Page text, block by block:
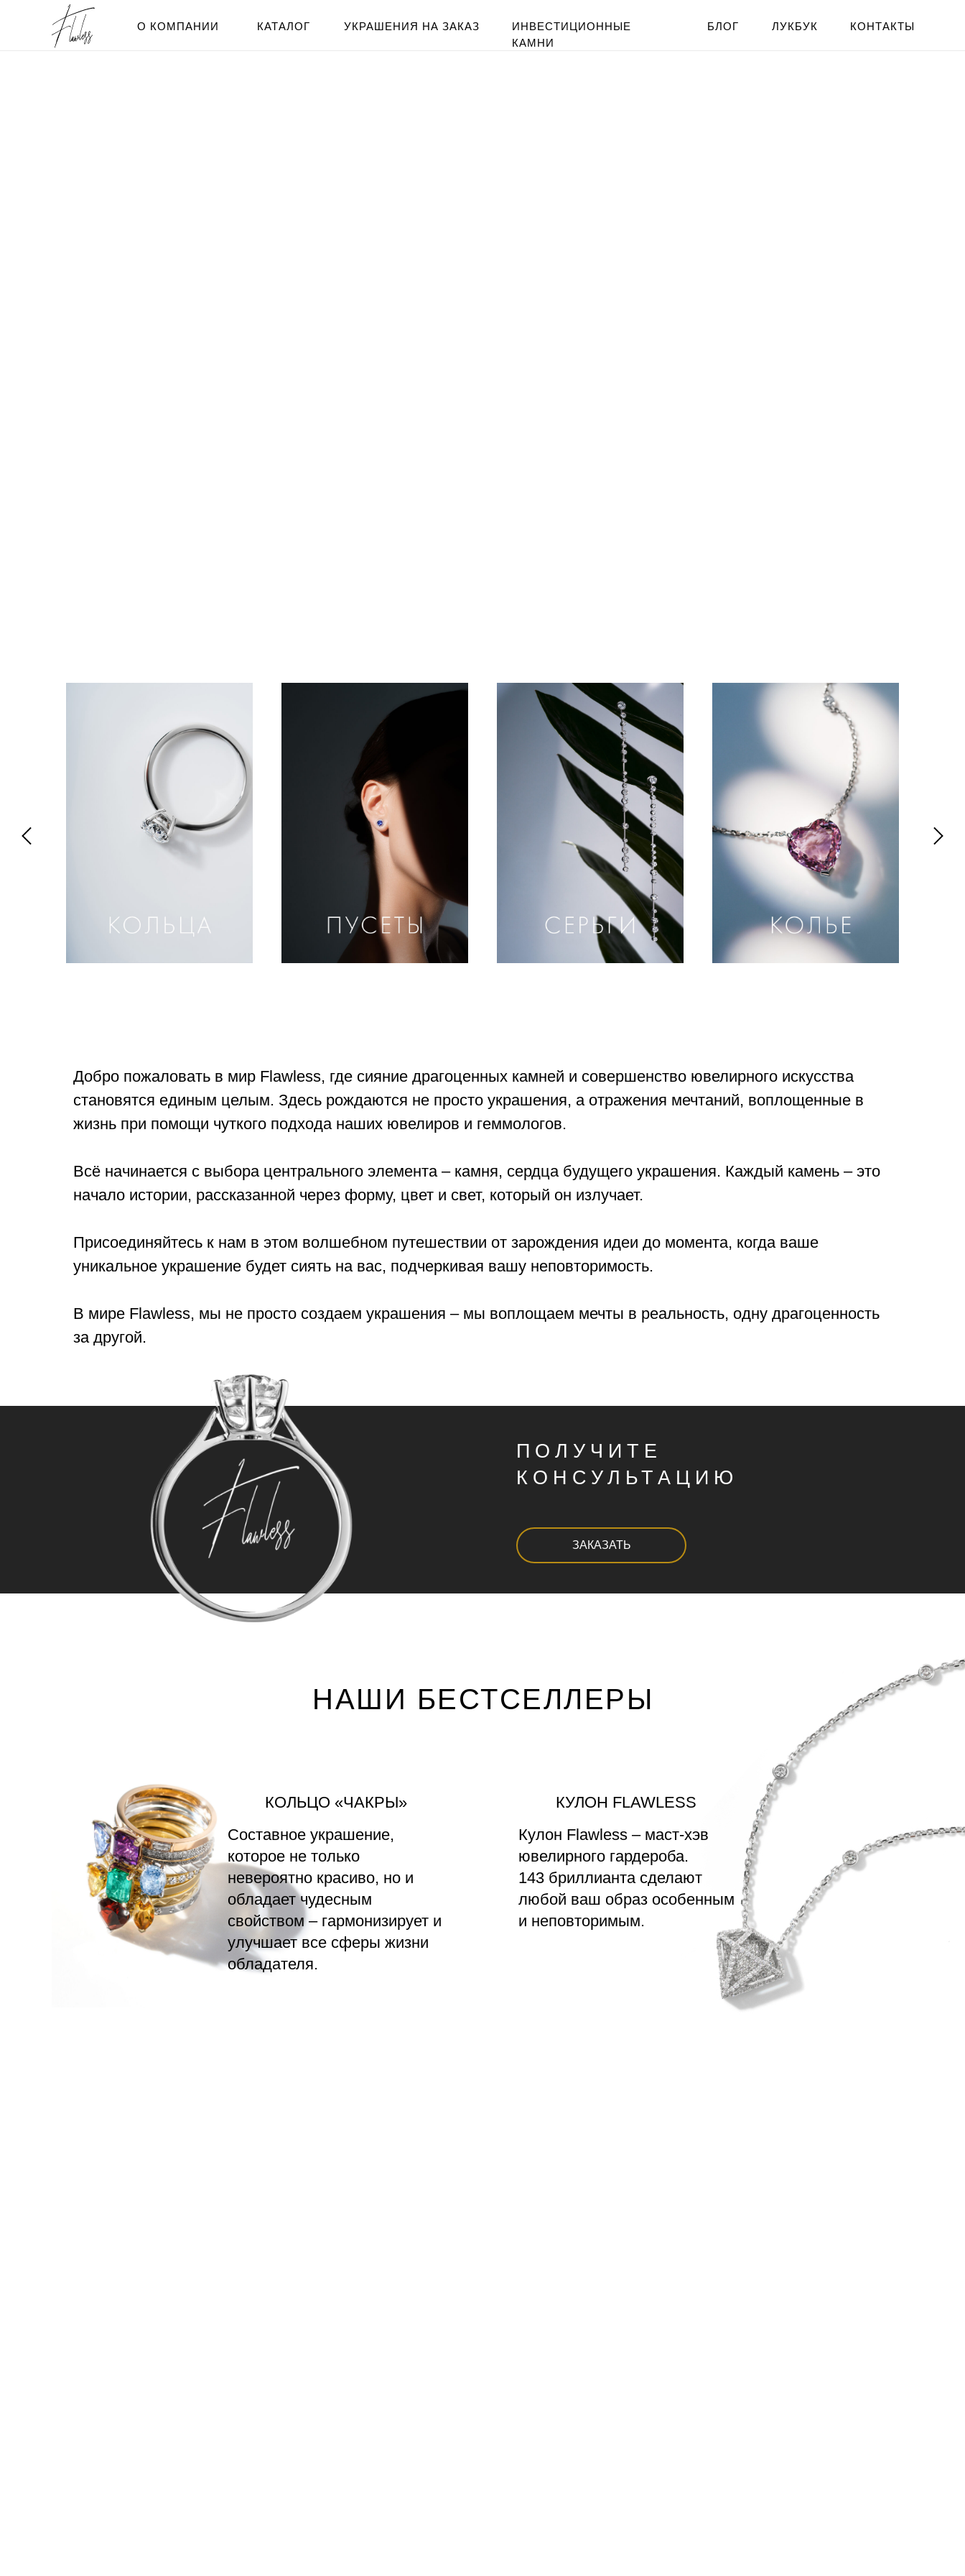
О КОМПАНИИ КАТАЛОГ УКРАШЕНИЯ НА ЗАКАЗ БЛОГ
ИНВЕСТИЦИОННЫЕ
КАМНИ
ЛУКБУК КОНТАКТЫ
Добро пожаловать в мир Flawless, где сияние драгоценных камней и совершенство ювелирного искусства
становятся единым целым. Здесь рождаются не просто украшения, а отражения мечтаний, воплощенные в
жизнь при помощи чуткого подхода наших ювелиров и геммологов.
Всё начинается с выбора центрального элемента – камня, сердца будущего украшения. Каждый камень – это
начало истории, рассказанной через форму, цвет и свет, который он излучает.
Присоединяйтесь к нам в этом волшебном путешествии от зарождения идеи до момента, когда ваше
уникальное украшение будет сиять на вас, подчеркивая вашу неповторимость.
В мире Flawless, мы не просто создаем украшения – мы воплощаем мечты в реальность, одну драгоценность
за другой.
ПОЛУЧИТЕ
КОНСУЛЬТАЦИЮ
ЗАКАЗАТЬ
НАШИ БЕСТСЕЛЛЕРЫ
КУЛОН FLAWLESS
Кулон Flawless – маст-хэв
ювелирного гардероба.
143 бриллианта сделают
любой ваш образ особенным
и неповторимым.
КОЛЬЦО «ЧАКРЫ»
Составное украшение,
которое не только
невероятно красиво, но и
обладает чудесным
свойством – гармонизирует и
улучшает все сферы жизни
обладателя.